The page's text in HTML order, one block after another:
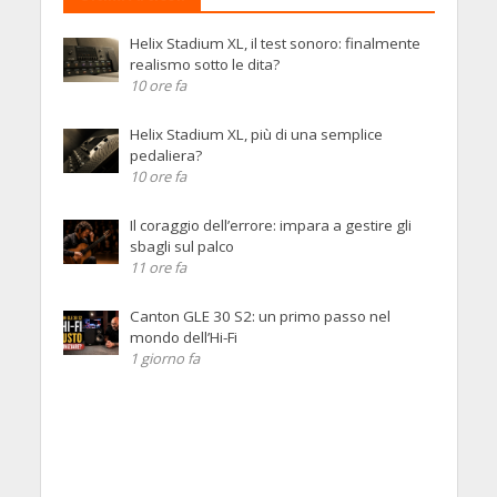
Helix Stadium XL, il test sonoro: finalmente
realismo sotto le dita?
10 ore fa
Helix Stadium XL, più di una semplice
pedaliera?
10 ore fa
Il coraggio dell’errore: impara a gestire gli
sbagli sul palco
11 ore fa
Canton GLE 30 S2: un primo passo nel
mondo dell’Hi-Fi
1 giorno fa